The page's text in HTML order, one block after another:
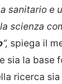
sanitario e
scienza
“, spiega il
sia la base
ricerca